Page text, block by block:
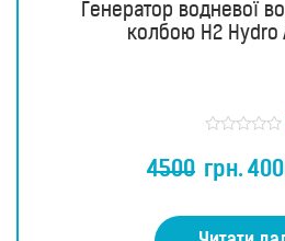
Генератор водневої
колбою H2 Hydro
ц
і
н
о
4500 грн.